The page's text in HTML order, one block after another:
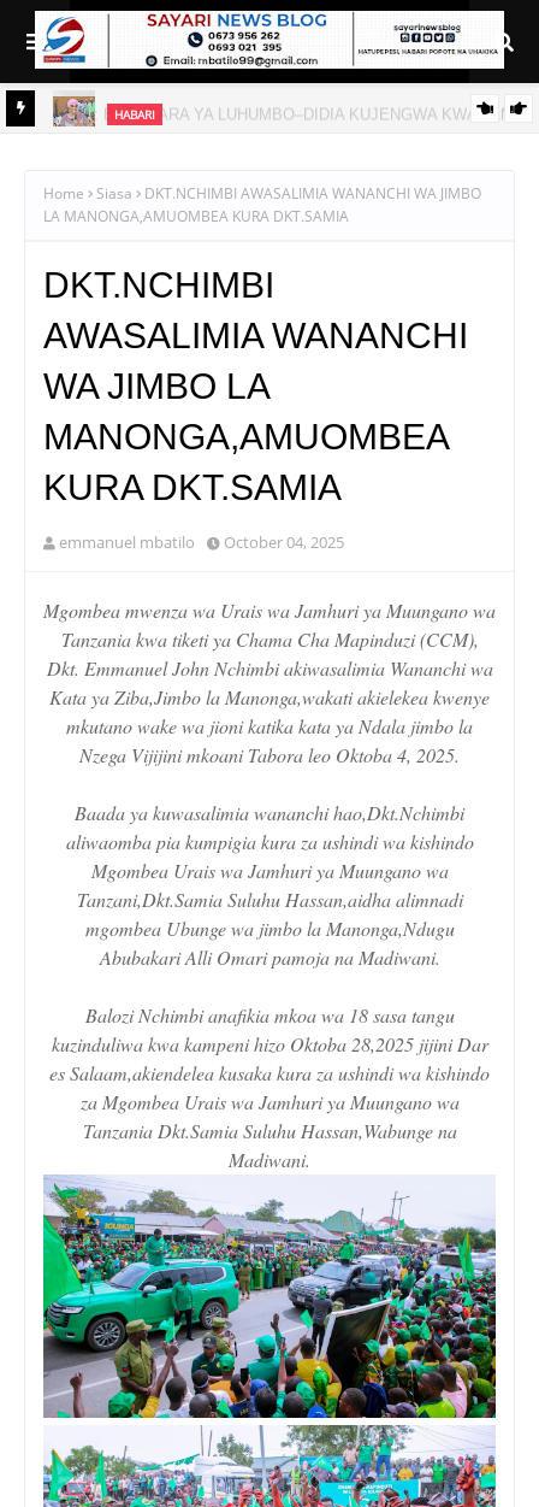
HABARI
Home Siasa
DKT.NCHIMBI AWASALIMIA WANANCHI WA JIMBO
LA MANONGA,AMUOMBEA KURA DKT.SAMIA
DKT.NCHIMBI
AWASALIMIA WANANCHI
WA JIMBO LA
MANONGA,AMUOMBEA
KURA DKT.SAMIA
emmanuel mbatilo October 04, 2025
Mgombea mwenza wa Urais wa Jamhuri ya Muungano wa
Tanzania kwa tiketi ya Chama Cha Mapinduzi (CCM),
Dkt. Emmanuel John Nchimbi akiwasalimia Wananchi wa
Kata ya Ziba,Jimbo la Manonga,wakati akielekea kwenye
mkutano wake wa jioni katika kata ya Ndala jimbo la
Nzega Vijijini mkoani Tabora leo Oktoba 4, 2025.
Baada ya kuwasalimia wananchi hao,Dkt.Nchimbi
aliwaomba pia kumpigia kura za ushindi wa kishindo
Mgombea Urais wa Jamhuri ya Muungano wa
Tanzani,Dkt.Samia Suluhu Hassan,aidha alimnadi
mgombea Ubunge wa jimbo la Manonga,Ndugu
Abubakari Alli Omari pamoja na Madiwani.
Balozi Nchimbi anafikia mkoa wa 18 sasa tangu
kuzinduliwa kwa kampeni hizo Oktoba 28,2025 jijini Dar
es Salaam,akiendelea kusaka kura za ushindi wa kishindo
za Mgombea Urais wa Jamhuri ya Muungano wa
Tanzania Dkt.Samia Suluhu Hassan,Wabunge na
Madiwani.